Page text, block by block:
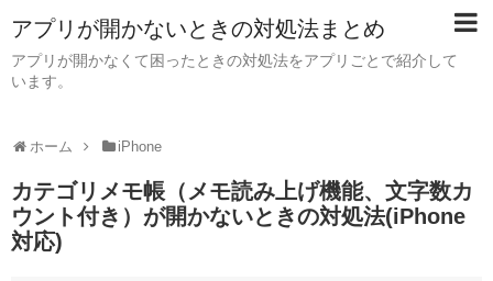
アプリが開かないときの対処法まとめ
アプリが開かなくて困ったときの対処法をアプリごとで紹介して
います。
ホーム iPhone
カテゴリメモ帳（メモ読み上げ機能、文字数カ
ウント付き）が開かないときの対処法(iPhone
対応)